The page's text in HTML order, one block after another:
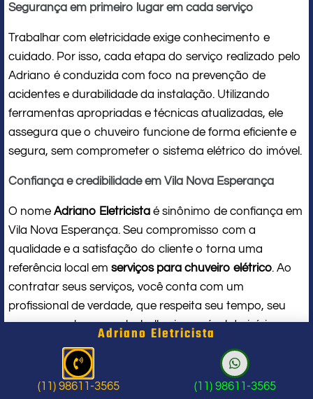
Segurança em primeiro lugar em cada serviço
Trabalhar com eletricidade exige conhecimento e
cuidado. Por isso, cada etapa do serviço realizado pelo
Adriano é conduzida com foco na prevenção de
acidentes e durabilidade da instalação. Utilizando
ferramentas apropriadas e técnicas atualizadas, ele
assegura que o chuveiro funcione de forma eficiente e
segura, sem comprometer o sistema elétrico do imóvel.
Confiança e credibilidade em Vila Nova Esperança
O nome Adriano Eletricista é sinônimo de confiança em
Vila Nova Esperança. Seu compromisso com a
qualidade e a satisfação do cliente o torna uma
referência local em serviços para chuveiro elétrico. Ao
contratar seus serviços, você conta com um
profissional de verdade, que respeita seu tempo, seu
espaço e entrega um trabalho impecável do início ao
Problema com chuveiro: sinais que
Adriano Eletricista
(11) 98611-3565 (11) 98611-3565